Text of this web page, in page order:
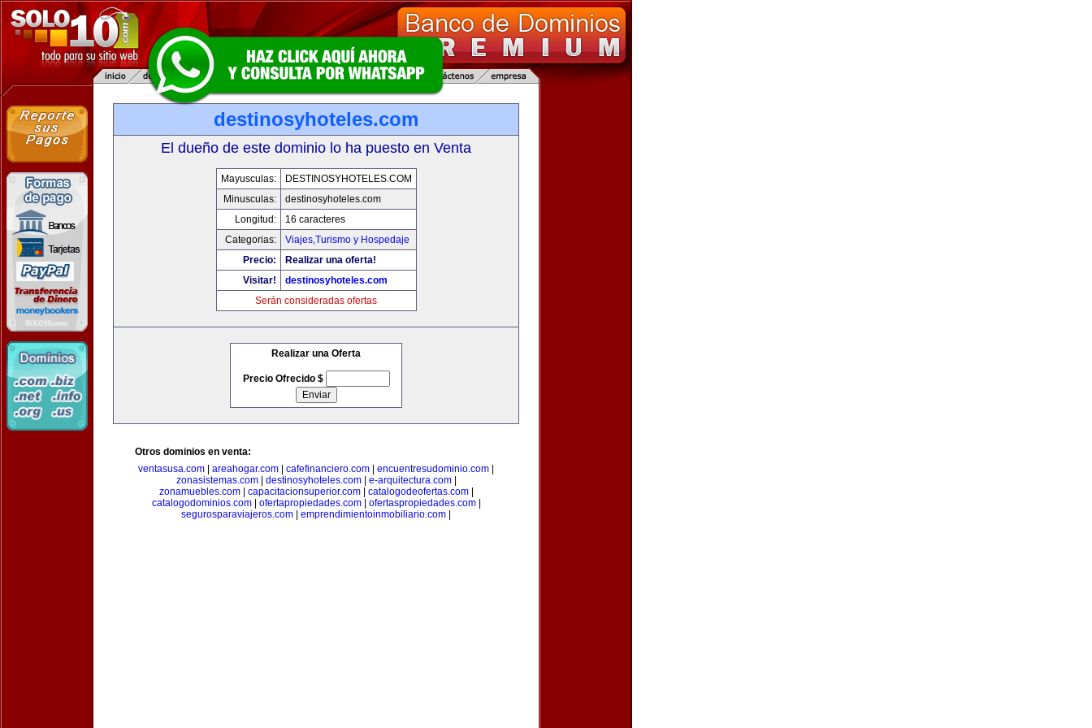
destinosyhoteles.com
El dueño de este dominio lo ha puesto en Venta
Mayusculas:
DESTINOSYHOTELES.COM
Minusculas:
destinosyhoteles.com
Longitud:
16 caracteres
Categorias:
Viajes,Turismo y Hospedaje
Precio:
Realizar una oferta!
Visitar!
destinosyhoteles.com
Serán consideradas ofertas
Realizar una Oferta
Precio Ofrecido $
Otros dominios en venta:
ventasusa.com
areahogar.com cafefinanciero.com encuentresudominio.com
zonasistemas.com| destinosyhoteles.com| e-arquitectura.com|
zonamuebles.com| capacitacionsuperior.com| catalogodeofertas.com|
catalogodominios.com| ofertapropiedades.com| ofertaspropiedades.com|
segurosparaviajeros.com
emprendimientoinmobiliario.com